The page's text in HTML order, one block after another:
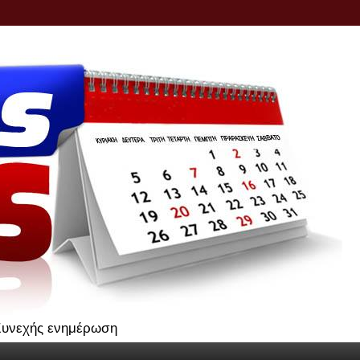
ενημέρωση